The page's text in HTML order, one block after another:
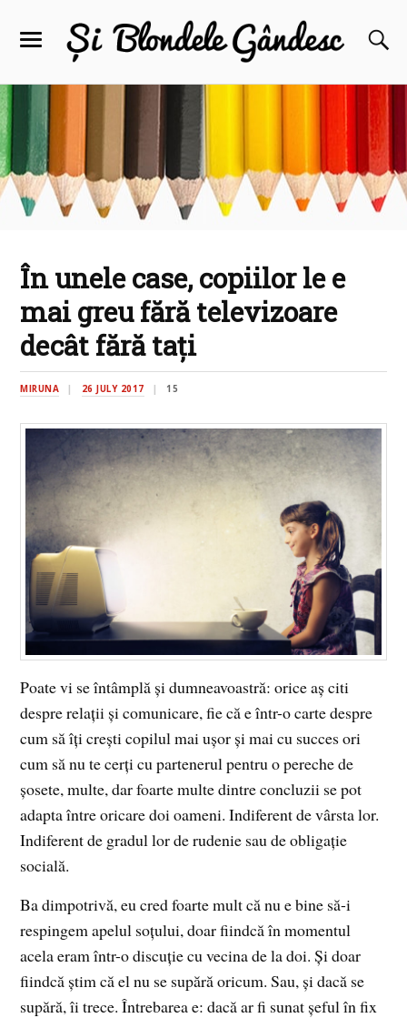
În unele case, copiilor le e
mai greu fără televizoare
decât fără tați
MIRUNA 26 JULY 2017 15
Poate vi se întâmplă și dumneavoastră: orice aș citi
despre relații și comunicare, fie că e într-o carte despre
cum să îți crești copilul mai ușor și mai cu succes ori
cum să nu te cerți cu partenerul pentru o pereche de
șosete, multe, dar foarte multe dintre concluzii se pot
adapta între oricare doi oameni. Indiferent de vârsta lor.
Indiferent de gradul lor de rudenie sau de obligație
socială.
Ba dimpotrivă, eu cred foarte mult că nu e bine să-i
respingem apelul soțului, doar fiindcă în momentul
acela eram într-o discuție cu vecina de la doi. Și doar
fiindcă știm că el nu se supără oricum. Sau, și dacă se
supără, îi trece. Întrebarea e: dacă ar fi sunat șeful în fix